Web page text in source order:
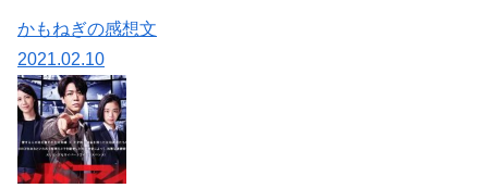
かもねぎの感想文
2021.02.10